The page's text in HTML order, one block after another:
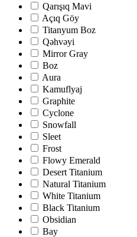
Qarışıq Mavi
Açıq Göy
Titanyum Boz
Qəhvəyi
Mirror Gray
Boz
Aura
Kamuflyaj
Graphite
Cyclone
Snowfall
Sleet
Frost
Flowy Emerald
Desert Titanium
Natural Titanium
White Titanium
Black Titanium
Obsidian
Bay